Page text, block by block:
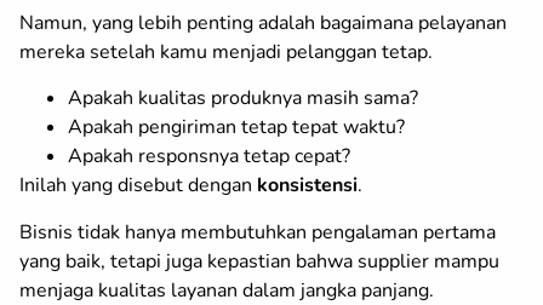
Namun, yang lebih penting adalah bagaimana pelayanan
mereka setelah kamu menjadi pelanggan tetap.
Apakah kualitas produknya masih sama?
Apakah pengiriman tetap tepat waktu?
Apakah responsnya tetap cepat?
Inilah yang disebut dengan konsistensi.
Bisnis tidak hanya membutuhkan pengalaman pertama
yang baik, tetapi juga kepastian bahwa supplier mampu
menjaga kualitas layanan dalam jangka panjang.